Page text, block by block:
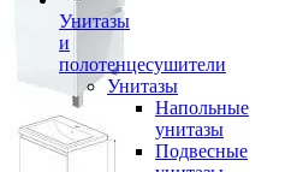
Унитазы
и
полотенцесушители
Унитазы
Напольные
унитазы
Подвесные